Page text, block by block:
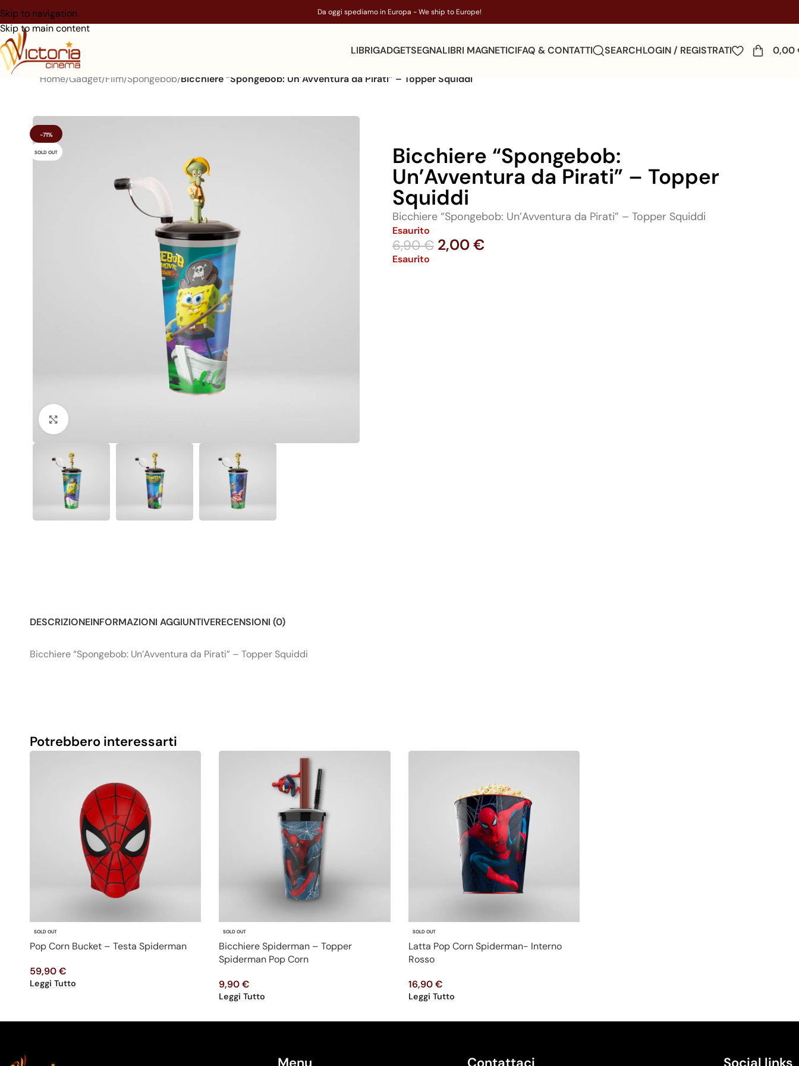
Skip to navigation
Skip to main content
Da oggi spediamo in Europa - We ship to Europe!
LIBRIGADGETSEGNALIBRI MAGNETICIFAQ & CONTATTI SEARCHLOGIN / REGISTRATI 0,00
Home/Gadget/Film/Spongebob/Bicchiere “Spongebob: Un’Avventura da Pirati” – Topper Squiddi
-71%
SOLD OUT Bicchiere “Spongebob:
Un’Avventura da Pirati” – Topper
Squiddi
Bicchiere “Spongebob: Un’Avventura da Pirati” – Topper Squiddi
Esaurito
6,90€ 2,00€
Esaurito
DESCRIZIONEINFORMAZIONI AGGIUNTIVERECENSIONI (0)
Bicchiere “Spongebob: Un’Avventura da Pirati” – Topper Squiddi
Potrebbero interessarti
SOLD OUT
Pop Corn Bucket – Testa Spiderman
59,90€
Leggi Tutto
SOLD OUT
Bicchiere Spiderman – Topper
Spiderman Pop Corn
9,90€
Leggi Tutto
SOLD OUT
Latta Pop Corn Spiderman- Interno
Rosso
16,90€
Leggi Tutto
Menu Contattaci Social links